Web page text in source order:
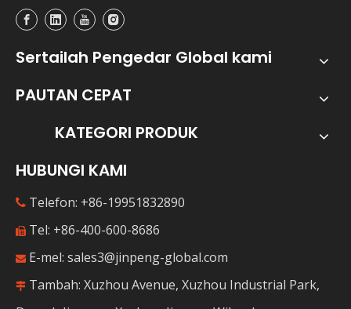
Sertailah Pengedar Global kami
PAUTAN CEPAT
KATEGORI PRODUK
HUBUNGI KAMI
 Telefon: +86-19951832890
 Tel: +86-400-600-8686
 E-mel: sales3@jinpeng-global.com
 Tambah: Xuzhou Avenue, Xuzhou Industrial Park,